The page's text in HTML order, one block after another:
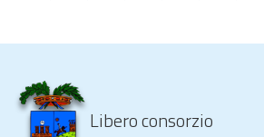
Libero consorzio